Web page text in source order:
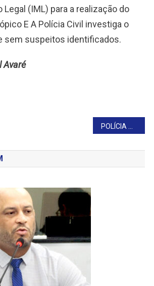
(IML) para a realização do
E A Polícia Civil investiga o
sem suspeitos identificados.
Avaré